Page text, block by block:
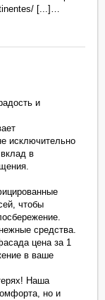
[...]…
и
исключительно
в
чтобы
средства.
цена за 1
в ваше
Наша
но и